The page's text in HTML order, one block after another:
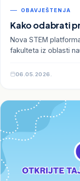
OBAVJEŠTENJA
Kako odabrati
Nova STEM
fakulteta iz oblasti
06.05.2026.